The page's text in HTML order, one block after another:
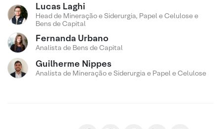
Lucas Laghi
Head de Mineração e Siderurgia, Papel e Celulose e
Bens de Capital
Fernanda Urbano
Analista de Bens de Capital
Guilherme Nippes
Analista de Mineração e Siderurgia e Papel e Celulose